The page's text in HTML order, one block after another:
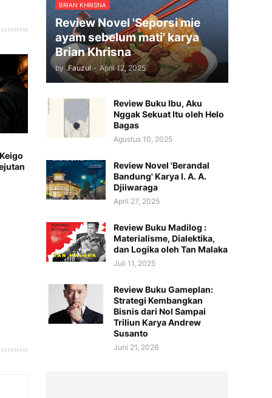
BRIAN KHRISNA
Review Novel 'Seporsi mie
ayam sebelum mati' karya
Brian Khrisna
by .Fauzul - April 12, 2025
Review Buku Ibu, Aku
Nggak Sekuat Itu oleh Helo
Bagas
Agustus 10, 2025
Review Novel 'Berandal
Bandung' Karya I. A. A.
Djiiwaraga
April 27, 2025
Review Buku Madilog :
Materialisme, Dialektika,
dan Logika oleh Tan Malaka
Juli 11, 2025
Review Buku Gameplan:
Strategi Kembangkan
Bisnis dari Nol Sampai
Triliun Karya Andrew
Susanto
Juni 21, 2026